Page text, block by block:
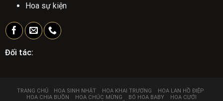
Hoa sự kiện
Đối tác:
TRANG CHỦ HOA SINH NHẬT HOA KHAI TRƯƠNG
HOA LAN HỒ ĐIỆP
HOA CHIA BUỒN
HOA CHÚC MỪNG BÓ HOA BABY
HOA CƯỚI